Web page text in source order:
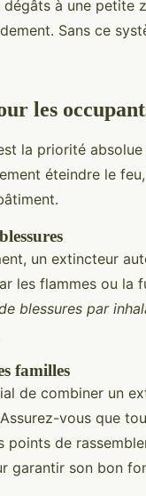
à une petite
Sans ce
les
la priorité
éteindre le
un extincteur
les flammes ou la
blessures par
familles
de combiner un
vous que
points de
garantir son bon